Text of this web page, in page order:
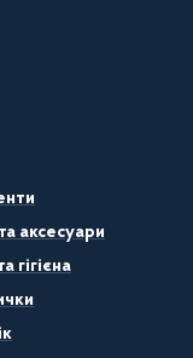
аксесуари
гігієна